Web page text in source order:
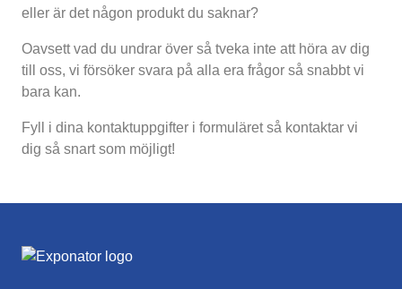
eller är det någon produkt du saknar?
Oavsett vad du undrar över så tveka inte att höra av dig
till oss, vi försöker svara på alla era frågor så snabbt vi
bara kan.
Fyll i dina kontaktuppgifter i formuläret så kontaktar vi
dig så snart som möjligt!